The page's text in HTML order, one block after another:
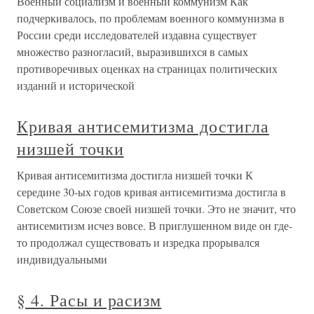
подчеркивалось, по проблемам военного коммунизма в
России среди исследователей издавна существует
множество разногласий, выразившихся в самых
противоречивых оценках на страницах политических
изданий и исторической
Кривая антисемитизма достигла
низшей точки
Кривая антисемитизма достигла низшей точки К
середине 30-ых годов кривая антисемитизма достигла в
Советском Союзе своей низшей точки. Это не значит, что
антисемитизм исчез вовсе. В приглушенном виде он где-
то продолжал существовать и изредка прорывался
индивидуальными
§ 4. Расы и расизм